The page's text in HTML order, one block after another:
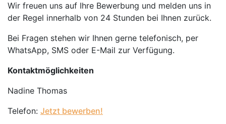
Wir freuen uns auf Ihre Bewerbung und melden uns in
der Regel innerhalb von 24 Stunden bei Ihnen zurück.
Bei Fragen stehen wir Ihnen gerne telefonisch, per
WhatsApp, SMS oder E-Mail zur Verfügung.
Kontaktmöglichkeiten
Nadine Thomas
Telefon: Jetzt bewerben!